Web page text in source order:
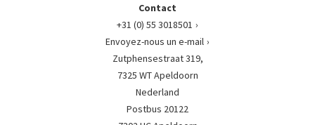
Contact
+31 (0) 55 3018501
Envoyez-nous un e-mail
Zutphensestraat 319,
7325 WT Apeldoorn
Nederland
Postbus 20122